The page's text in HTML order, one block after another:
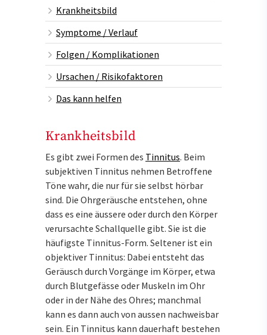
Krankheitsbild
Symptome / Verlauf
Folgen / Komplikationen
Ursachen / Risikofaktoren
Das kann helfen
Krankheitsbild
Es gibt zwei Formen des Tinnitus. Beim
subjektiven Tinnitus nehmen Betroffene
Töne wahr, die nur für sie selbst hörbar
sind. Die Ohrgeräusche entstehen, ohne
dass es eine äussere oder durch den Körper
verursachte Schallquelle gibt. Sie ist die
häufigste Tinnitus-Form. Seltener ist ein
objektiver Tinnitus: Dabei entsteht das
Geräusch durch Vorgänge im Körper, etwa
durch Blutgefässe oder Muskeln im Ohr
oder in der Nähe des Ohres; manchmal
kann es dann auch von aussen nachweisbar
sein. Ein Tinnitus kann dauerhaft bestehen